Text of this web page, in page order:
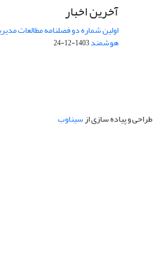
آخرین اخبار
اولین شماره دو فصلنامه مطالعات
هوشمند1403-12-24
طراحی و پیاده سازی ازسیناوب